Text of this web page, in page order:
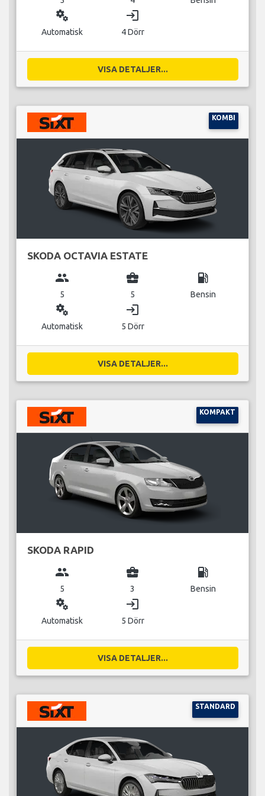
miscellaneous_services
Automatisk
login
4 Dörr
VISA DETALJER...
KOMBI
SKODA OCTAVIA ESTATE
group
5
business_center
5
local_gas_station
Bensin
miscellaneous_services
Automatisk
login
5 Dörr
VISA DETALJER...
KOMPAKT
SKODA RAPID
group
5
business_center
3
local_gas_station
Bensin
miscellaneous_services
Automatisk
login
5 Dörr
VISA DETALJER...
STANDARD